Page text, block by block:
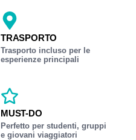
TRASPORTO
Trasporto incluso per le
esperienze principali
MUST-DO
Perfetto per studenti, gruppi
e giovani viaggiatori